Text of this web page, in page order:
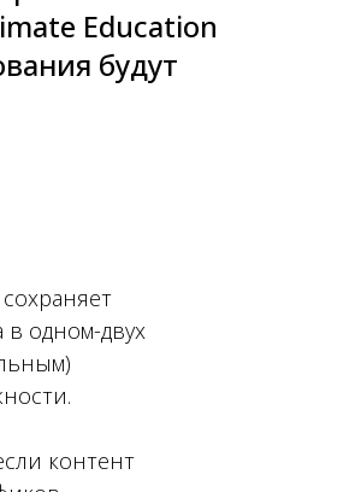
Education
будут
в одном-двух
контент